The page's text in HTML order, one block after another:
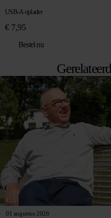
USB-A oplader
€7,95
Bestel nu
01 augustus 2026